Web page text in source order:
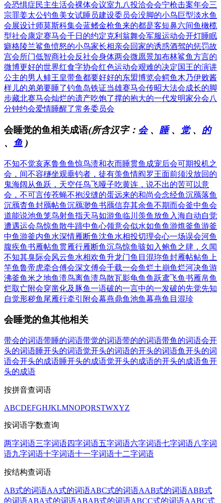
会恐惧症民主生活会裸体会议室九八投洽会会宁枪击案年会三
宗罪姜太公钓鱼 美女试睡员建设委员会没脚的小鸟巨型淡水鱼
会展设计师莫斯科集会蓝鳍金枪鱼来的都是客短鼻六间鱼橄榄
型社会康定赛马会千日的约定克利翁舞会军服运动会开灯睡眠
癖格陵兰鲨鱼愤怒的小鸟家长相亲会回家的诱惑酒驾的惩罚故
宫会所门低智商社会反社会身体两会微愿景加布林鲨鱼方言的
微博更好的世界红食字协会红色运动会艰难的决定国王的演讲
公主的男人 鲱王皇带鱼都要好好的东盟博览会鳄鱼木乃伊败酱
样儿的弟弟要睡了钓鱼岛铁证当雄赛马会传昭大法会成长的脚
步藏北赛马会灿烂的遗产吃饱了撑的抱大的一代发明家分会八
分钟约会爱情睡醒了常务委员会
会睡觉的鱼相关成语(所含汉字： 会、 睡、 觉、 的
、 鱼 )
不知不觉亥豕鲁鱼鱼惊鸟溃和衣而睡贯鱼成宠后会可期投机之
会，间不容穟坐观垂钓者，徒有羡鱼情阎罗王面前须没放回的
鬼海阔从鱼跃，天空任鸟飞哑子吃黄连，说不出的苦可以意
会，不可言传苍蝇不抱没缝的蛋远来的和尚会念经鱼沉鴈落鱼
沉鴈杳鱼封鴈帖鱼沉鴈渺鱼书鴈信弃其余鱼不期而会釜中鱼会
道能说池鱼笼鸟射鱼指天马如游鱼 临川羡鱼 放鱼入海自动自觉
遭遇运会鸟惊鱼散牛蹄中鱼心领意会似水如鱼鱼游燋釜鱼游釜
中鱼游釜内鱼水深情雁断鱼沈鱼水相投切理会心一场误会河鱼
腹疾鱼书雁帖鱼贯雁行雁断鱼沉鸟惊鱼骇如入鲍鱼之肆，久闻
不知其臭际会风云鱼水相欢鱼升龙门鱼目混珎鱼封雁帖鲇鱼上
竿鱼鲁帝虎牵合傅会深文傅会千载一会鱼烂土崩鱼烂河决鱼游
沸釜鱼米之地鱼溃鸟离鱼溃鸟散瓦影龟鱼鱼跃鸢飞鱼书雁帛鱼
烂取亡附会穿凿化及豚鱼一语破的一言中的一发破的先觉先知
自觉形秽鱼尾雁行牵引附会幕燕鼎鱼池鱼幕燕鱼目混珍
会睡觉的鱼其他相关
带会的词语带睡的词语带觉的词语带的的词语带鱼的词语会开
头的词语睡开头的词语觉开头的词语的开头的词语鱼开头的词
语会开头的成语睡开头的成语觉开头的成语的开头的成语鱼开
头的成语
按拼音查词语
ABCDEFGHJKLMNOPQRSTWXYZ
按词语字数查询
两字词语三字词语四字词语五字词语六字词语七字词语八字词
语九字词语十字词语十一字词语十二字词语
按结构查词语
AB式的词语AA式的词语ABC式的词语AAB式的词语ABB式
的词语ABA式的词语ABAB式的词语ABCC式的词语AABC式